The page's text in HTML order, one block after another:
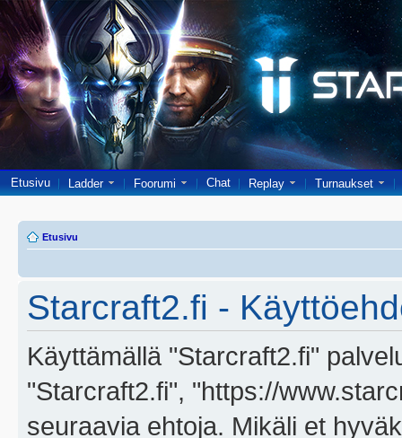
Etusivu Ladder Foorumi Chat Replay Turnaukset
Etusivu
Starcraft2.fi -
Käyttämällä "Starcraft2.fi"
"Starcraft2.fi", "https://
seuraavia ehtoja. Mikäli et